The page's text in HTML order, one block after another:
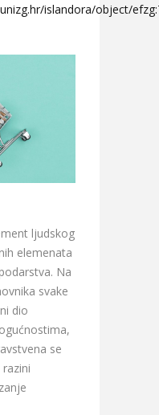
islandora/object/
ljudskog
elemenata
Na
svake
dio
se